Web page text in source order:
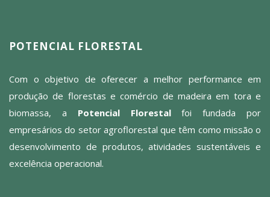
POTENCIAL FLORESTAL
Com o objetivo de oferecer a melhor performance em
produção de florestas e comércio de madeira em tora e
biomassa, a Potencial Florestalfoi fundada por
empresários do setor agroflorestal que têm como missão o
desenvolvimento de produtos, atividades sustentáveis e
excelência operacional.